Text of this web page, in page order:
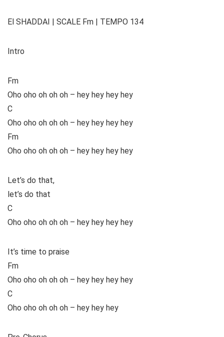
El SHADDAI | SCALE Fm | TEMPO 134
Intro
Fm
Oho oho oh oh oh – hey hey hey hey
C
Oho oho oh oh oh – hey hey hey hey
Fm
Oho oho oh oh oh – hey hey hey hey
Let’s do that,
let’s do that
C
Oho oho oh oh oh – hey hey hey hey
It’s time to praise
Fm
Oho oho oh oh oh – hey hey hey hey
C
Oho oho oh oh oh – hey hey hey